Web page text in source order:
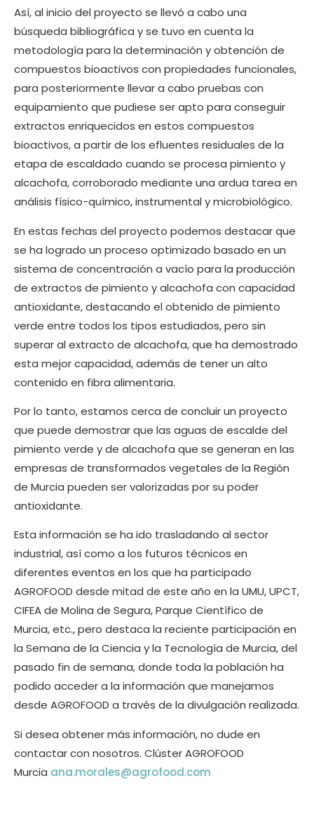
Así, al inicio del proyecto se llevó a cabo una
búsqueda bibliográfica y se tuvo en cuenta la
metodología para la determinación y obtención de
compuestos bioactivos con propiedades funcionales,
para posteriormente llevar a cabo pruebas con
equipamiento que pudiese ser apto para conseguir
extractos enriquecidos en estos compuestos
bioactivos, a partir de los efluentes residuales de la
etapa de escaldado cuando se procesa pimiento y
alcachofa, corroborado mediante una ardua tarea en
análisis físico-químico, instrumental y microbiológico.
En estas fechas del proyecto podemos destacar que
se ha logrado un proceso optimizado basado en un
sistema de concentración a vacío para la producción
de extractos de pimiento y alcachofa con capacidad
antioxidante, destacando el obtenido de pimiento
verde entre todos los tipos estudiados, pero sin
superar al extracto de alcachofa, que ha demostrado
esta mejor capacidad, además de tener un alto
contenido en fibra alimentaria.
Por lo tanto, estamos cerca de concluir un proyecto
que puede demostrar que las aguas de escalde del
pimiento verde y de alcachofa que se generan en las
empresas de transformados vegetales de la Región
de Murcia pueden ser valorizadas por su poder
antioxidante.
Esta información se ha ido trasladando al sector
industrial, así como a los futuros técnicos en
diferentes eventos en los que ha participado
AGROFOOD desde mitad de este año en la UMU, UPCT,
CIFEA de Molina de Segura, Parque Científico de
Murcia, etc., pero destaca la reciente participación en
la Semana de la Ciencia y la Tecnología de Murcia, del
pasado fin de semana, donde toda la población ha
podido acceder a la información que manejamos
desde AGROFOOD a través de la divulgación realizada.
Si desea obtener más información, no dude en
contactar con nosotros. Clúster AGROFOOD
Murcia ana.morales@agrofood.com